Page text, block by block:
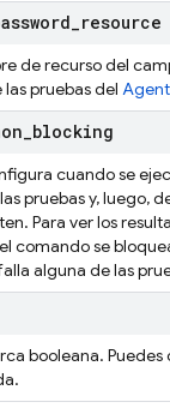
_resource
de recurso del
pruebas del
_blocking
cuando se
pruebas y, luego,
Para ver los
comando se
alguna de las
booleana.